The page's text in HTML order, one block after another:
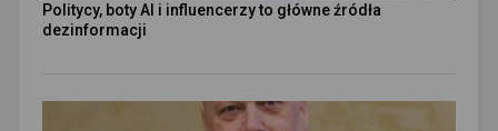
Politycy, boty AI i influencerzy to główne źródła
dezinformacji